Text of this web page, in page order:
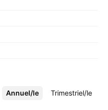
Annuel/le Trimestriel/le
Plus